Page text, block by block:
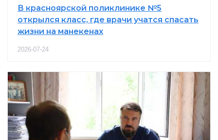
В красноярской поликлинике №5
открылся класс, где врачи учатся спасать
жизни на манекенах
2026-07-24